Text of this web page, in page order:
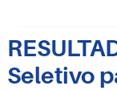
Seletivo